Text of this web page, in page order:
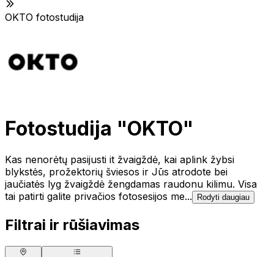
OKTO fotostudija
Fotostudija "OKTO"
Kas nenorėtų pasijusti it žvaigždė, kai aplink žybsi
blykstės, prožektorių šviesos ir Jūs atrodote bei
jaučiatės lyg žvaigždė žengdamas raudonu kilimu. Visa
tai patirti galite privačios fotosesijos me...
Rodyti daugiau
Filtrai ir rūšiavimas